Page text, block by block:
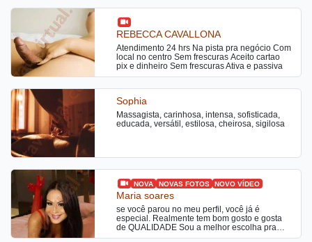
cheia de leite . Meu programa é sem pressa e
sem frescura , rola beijos na boca , oral no
pêlo , beijo grego e muito maisss RS. Deixo vc
a vontade, pois sou comunicativa e
espontânea. Fico muito excitada , pois não
tomo hormônios femininos. Sou a mesma das
fotos , sem Photoshop e sem enganação... Vc
real e sem mentiras . Trabalho com vídeo
chamada , programa presencial e chamada
de vídeo tbm . Aguardo seu contato pra gente
gozar bem gostoso juntos .
REBECCA CAVALLONA
Atendimento 24 hrs Na pista pra negócio Com
local no centro Sem frescuras Aceito cartao
pix e dinheiro Sem frescuras Ativa e passiva
Sophia
Massagista, carinhosa, intensa, sofisticada,
educada, versátil, estilosa, cheirosa, sigilosa
NOVA NOVAS FOTOS NOVO VÍDEO
Maria soares
se você parou no meu perfil, você já é
especial. Realmente tem bom gosto e gosta
de QUALIDADE Sou a melhor escolha pra
quem procura prazer, relaxamento, e